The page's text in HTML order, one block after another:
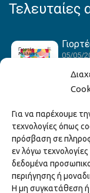
Για να παρέχουμε
τεχνολογίες όπως
πρόσβαση σε
εν λόγω
δεδομένα
περιήγησης ή
Η μη συγκατάθεση
Τελευταίες
05/05/
Hack
Game
22/04/
Ξάνθη